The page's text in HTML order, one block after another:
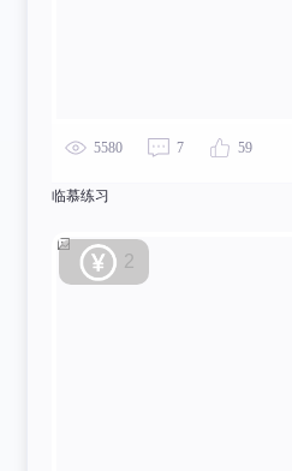
5580 7 59
临慕练习
2